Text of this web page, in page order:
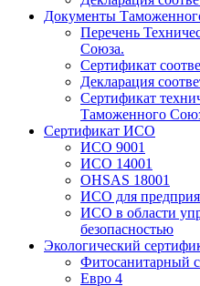
Документы
Перечень
Союза.
Сертификат
Декларация
Сертификат
Таможенного
Сертификат ИСО
ИСО 9001
ИСО 14001
OHSAS 18001
ИСО для
ИСО в области
безопасностью
Экологический
Фитосанитарный
Евро 4